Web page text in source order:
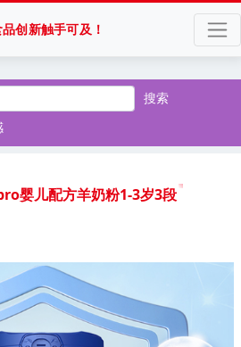
创新触手可及！
搜索
婴儿配方羊奶粉1-3岁3段